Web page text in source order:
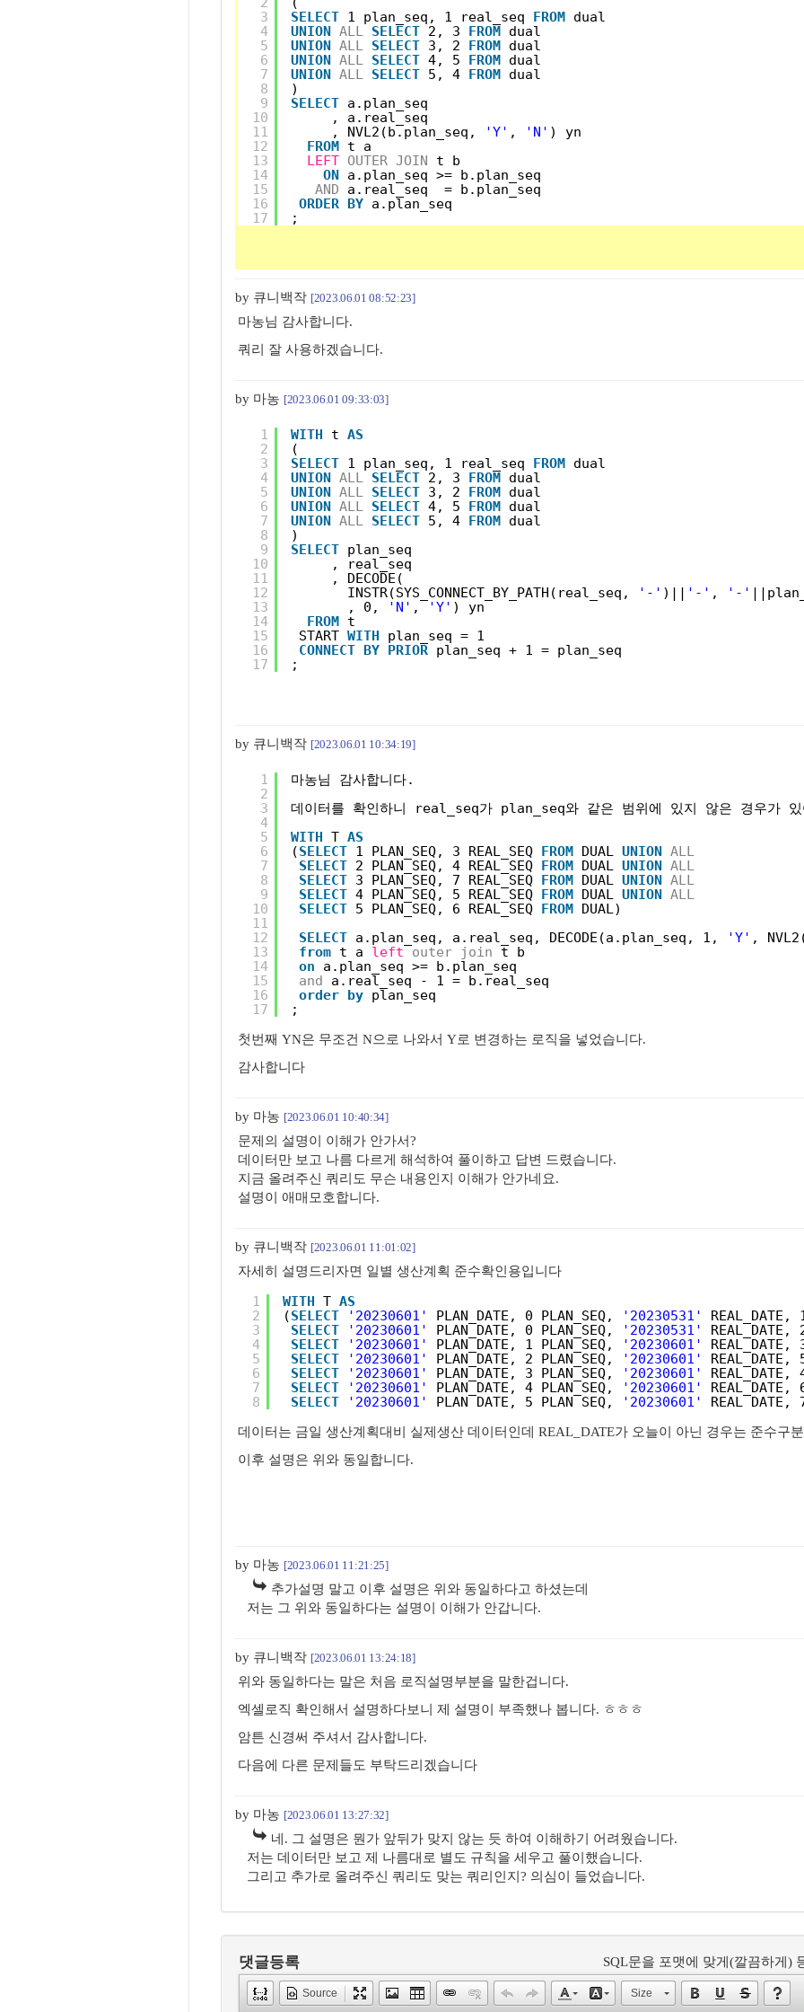
3
4
5
6
7
8
9
10
11
12
13
14
15
16
17
SELECT 1 plan_seq, 1 real_seq FROM dual
UNION ALL SELECT 2, 3 FROM dual
UNION ALL SELECT 3, 2 FROM dual
UNION ALL SELECT 4, 5 FROM dual
UNION ALL SELECT 5, 4 FROM dual
)
SELECT a.plan_seq
, a.real_seq
, NVL2(b.plan_seq,
'Y' , 'N' ) yn
FROM t a
LEFT OUTER JOIN
t b
ON a.plan_seq >= b.plan_seq
AND
a.real_seq  = b.plan_seq
ORDER BY a.plan_seq
;
by 큐니백작 [2023.06.01 08:52:23]
마농님 감사합니다.
쿼리 잘 사용하겠습니다.
by 마농 [2023.06.01 09:33:03]
1
2
3
4
5
6
7
8
9
10
11
12
13
14
15
16
17
WITH t AS
(
SELECT 1 plan_seq, 1 real_seq FROM dual
UNION ALL SELECT 2, 3 FROM dual
UNION ALL SELECT 3, 2 FROM dual
UNION ALL SELECT 4, 5 FROM dual
UNION ALL SELECT 5, 4 FROM dual
)
SELECT plan_seq
, real_seq
, DECODE(
INSTR(SYS_CONNECT_BY_PATH(real_seq,
'-' )|| '-' , '-'
, 0,
'N' , 'Y' ) yn
FROM t
START WITH
plan_seq = 1
CONNECT BY PRIOR plan_seq + 1 = plan_seq
;
by 큐니백작 [2023.06.01 10:34:19]
1
2
3
4
5
6
7
8
9
10
11
12
13
14
15
16
17
마농님 감사합니다.
데이터를 확인하니 real_seq가 plan_seq와 같은 범위에 있지 않은 경우가 있
WITH T AS
(SELECT 1 PLAN_SEQ, 3 REAL_SEQ FROM DUAL UNION ALL
SELECT 2 PLAN_SEQ, 4 REAL_SEQ FROM DUAL UNION ALL
SELECT 3 PLAN_SEQ, 7 REAL_SEQ FROM DUAL UNION ALL
SELECT 4 PLAN_SEQ, 5 REAL_SEQ FROM DUAL UNION ALL
SELECT 5 PLAN_SEQ, 6 REAL_SEQ FROM DUAL)
SELECT a.plan_seq, a.real_seq, DECODE(a.plan_seq, 1, 'Y' ,
from t a left outer join
t b
on
a.plan_seq >= b.plan_seq
and
a.real_seq - 1 = b.real_seq
order by plan_seq
;
첫번째 YN은 무조건 N으로 나와서 Y로 변경하는 로직을 넣었습니다.
감사합니다
by 마농 [2023.06.01 10:40:34]
문제의 설명이 이해가 안가서?
데이터만 보고 나름 다르게 해석하여 풀이하고 답변 드렸습니다.
지금 올려주신 쿼리도 무슨 내용인지 이해가 안가네요.
설명이 애매모호합니다.
by 큐니백작 [2023.06.01 11:01:02]
자세히 설명드리자면 일별 생산계획 준수확인용입니다
1
2
3
4
5
6
7
8
WITH T AS
(SELECT '20230601' PLAN_DATE, 0 PLAN_SEQ, '20230531' REAL_DATE,
SELECT
'20230601' PLAN_DATE, 0 PLAN_SEQ, '20230531' REAL_DATE,
SELECT
'20230601' PLAN_DATE, 1 PLAN_SEQ, '20230601' REAL_DATE,
SELECT
'20230601' PLAN_DATE, 2 PLAN_SEQ, '20230601' REAL_DATE,
SELECT
'20230601' PLAN_DATE, 3 PLAN_SEQ, '20230601' REAL_DATE,
SELECT
'20230601' PLAN_DATE, 4 PLAN_SEQ, '20230601' REAL_DATE,
SELECT
'20230601' PLAN_DATE, 5 PLAN_SEQ, '20230601' REAL_DATE,
데이터는 금일 생산계획대비 실제생산 데이터인데 REAL_DATE가 오늘이 아닌 경우는 준수구
이후 설명은 위와 동일합니다.
by 마농 [2023.06.01 11:21:25]
추가설명 말고 이후 설명은 위와 동일하다고 하셨는데
저는 그 위와 동일하다는 설명이 이해가 안갑니다.
by 큐니백작 [2023.06.01 13:24:18]
위와 동일하다는 말은 처음 로직설명부분을 말한겁니다.
엑셀로직 확인해서 설명하다보니 제 설명이 부족했나 봅니다. ㅎㅎㅎ
암튼 신경써 주셔서 감사합니다.
다음에 다른 문제들도 부탁드리겠습니다
by 마농 [2023.06.01 13:27:32]
네. 그 설명은 뭔가 앞뒤가 맞지 않는 듯 하여 이해하기 어려웠습니다.
저는 데이터만 보고 제 나름대로 별도 규칙을 세우고 풀이했습니다.
그리고 추가로 올려주신 쿼리도 맞는 쿼리인지? 의심이 들었습니다.
댓글등록 SQL문을 포맷에 맞게(깔끔하게)
Source Size